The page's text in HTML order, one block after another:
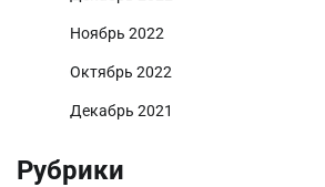
Ноябрь 2022
Октябрь 2022
Декабрь 2021
Рубрики